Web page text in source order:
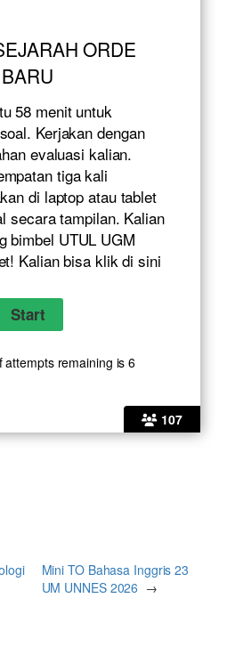
107
ORDE
BARU
58 menit untuk
Kerjakan dengan
evaluasi kalian.
tiga kali
di laptop atau tablet
secara tampilan. Kalian
bimbel UTUL UGM
Kalian bisa klikdi sini
attempts remaining is 6
Mini TO Bahasa Inggris 23
UM UNNES 2026 →